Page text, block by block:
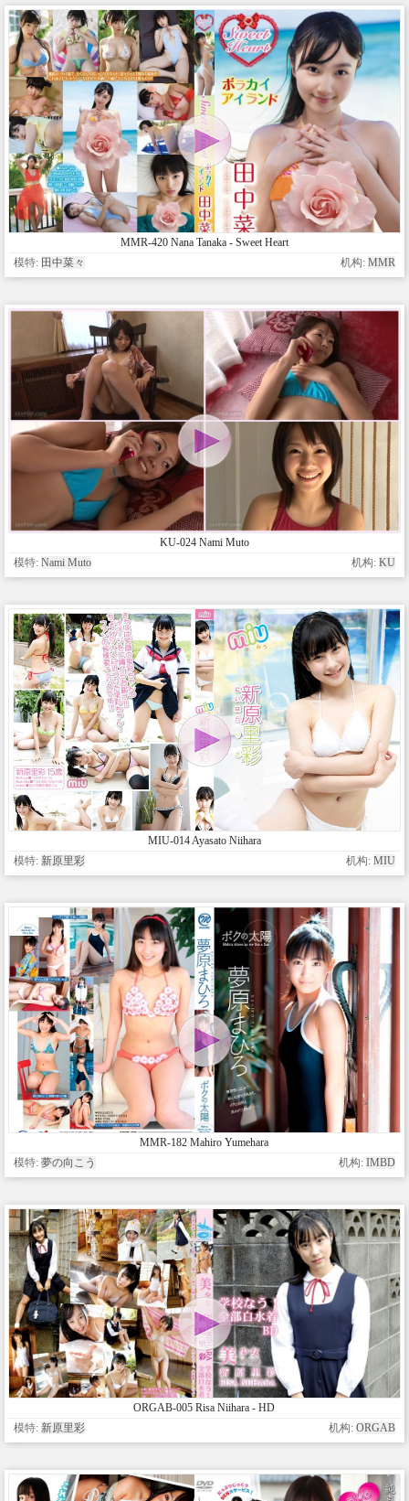
MMR-420 Nana Tanaka - Sweet Heart
模特: 田中菜々 机构: MMR
KU-024 Nami Muto
模特: Nami Muto 机构: KU
MIU-014 Ayasato Niihara
模特: 新原里彩 机构: MIU
MMR-182 Mahiro Yumehara
模特: 夢の向こう 机构: IMBD
ORGAB-005 Risa Niihara - HD
模特: 新原里彩 机构: ORGAB